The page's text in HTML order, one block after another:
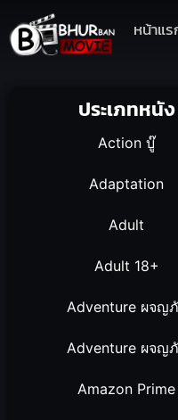
หน้าแ
ประเภทหนัง
Action บู๊
Adaptation
Adult
Adult 18+
Adventure ผจญ
Adventure ผจญ
Amazon Prime